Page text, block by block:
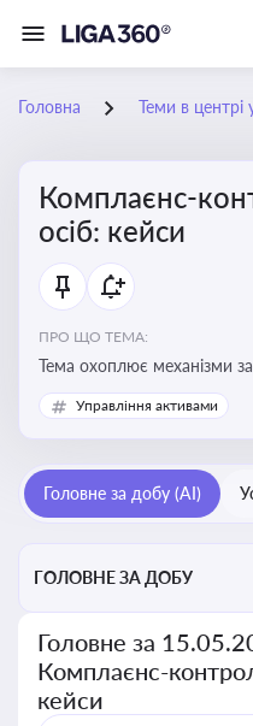
Головна Теми в центрі
Комплаєнс-
осіб: кейси
ПРО ЩО ТЕМА:
Тема охоплює механізми
законодавства
ризикам та підвищення
Управління активами
Головне за добу (AI)
ГОЛОВНЕ ЗА ДОБУ
Головне за
Комплаєнс-
кейси